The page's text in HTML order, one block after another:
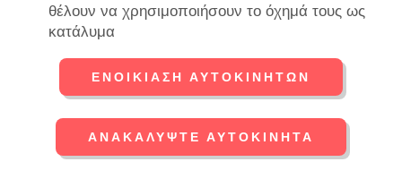
θέλουν να χρησιμοποιήσουν το όχημά τους ως
κατάλυμα
ΕΝΟΙΚΊΑΣΗ ΑΥΤΟΚΙΝΉΤΩΝ
ΑΝΑΚΑΛΎΨΤΕ ΑΥΤΟΚΊΝΗΤΑ